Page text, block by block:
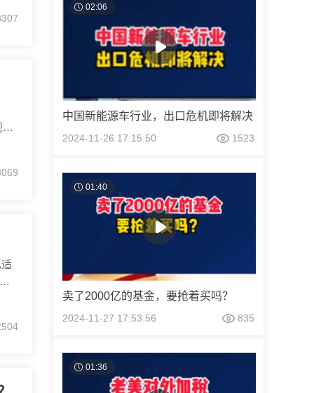
，
02:06
中国新能源车行业，出口危机即将解决
2024-11-26 17:15:50 1523
01:40
卖了2000亿的基金，要抢着买吗？
2024-11-27 17:53:56 835
01:36